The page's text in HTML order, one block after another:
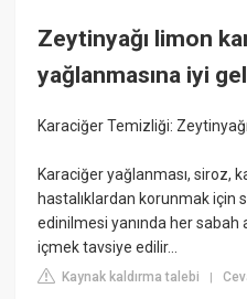
Zeytinyağı limon
yağlanmasına iyi
Karaciğer Temizliği:
Karaciğer yağlanması, siroz,
hastalıklardan korunmak için
edinilmesi yanında her sabah
içmek tavsiye edilir...
Kaynak kaldırma talebi |